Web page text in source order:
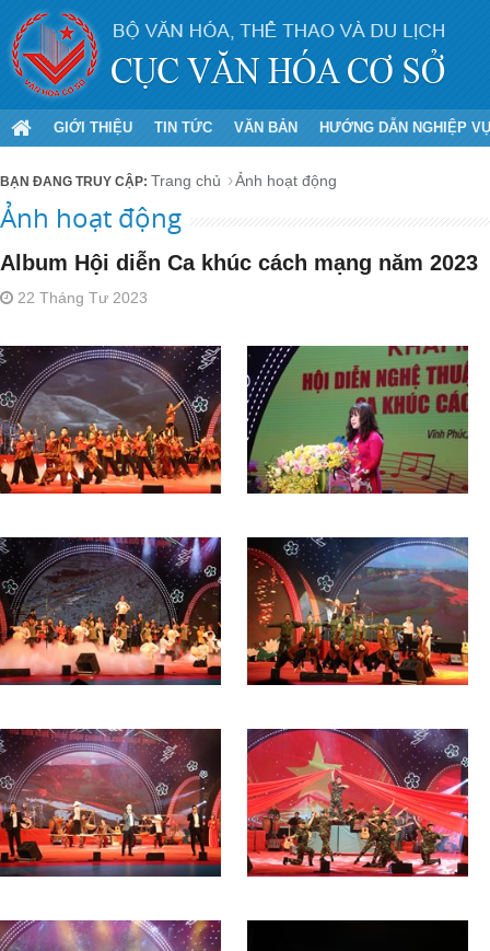
GIỚI THIỆU TIN TỨC VĂN BẢN HƯỚNG DẪN NGHIỆP VỤ
Trang chủ Ảnh hoạt động
Ảnh hoạt động
Album Hội diễn Ca khúc cách mạng năm 2023
22 Tháng Tư 2023